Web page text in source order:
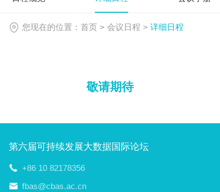
您现在的位置：首页 >会议日程 >详细日程
敬请期待
第六届可持续发展大数据国际论坛
+86 10 82178356
fbas@cbas.ac.cn